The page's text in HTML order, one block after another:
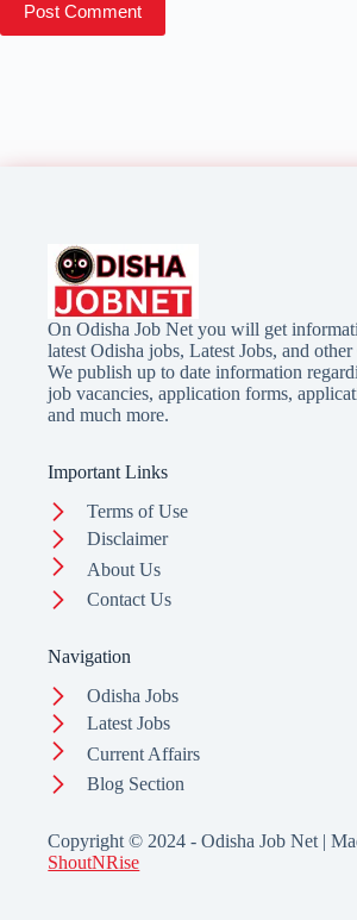
Post Comment
On Odisha Job Net you will get
latest Odisha jobs, Latest Jobs, and
We publish up to date information
job vacancies, application forms,
and much more.
Important Links
Terms of Use
Disclaimer
About Us
Contact Us
Navigation
Odisha Jobs
Latest Jobs
Current Affairs
Blog Section
Copyright © 2024 - Odisha Job Net |
ShoutNRise